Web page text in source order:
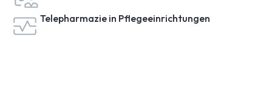
Telepharmazie in Pflegeeinrichtungen